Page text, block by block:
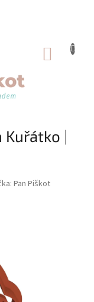
Kuřátko |
Pan Piškot